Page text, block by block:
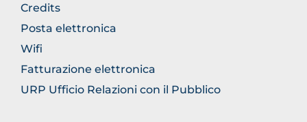
BROWSE
THE
SECTION
Credits
Posta elettronica
Wifi
Fatturazione elettronica
URP Ufficio Relazioni con il Pubblico